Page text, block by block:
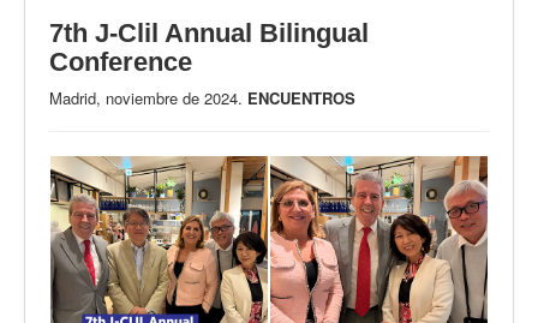
7th J-Clil Annual Bilingual
Conference
Madrid, noviembre de 2024. ENCUENTROS